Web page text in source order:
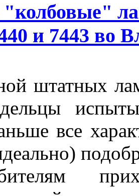
и 7443 во
штатных
все